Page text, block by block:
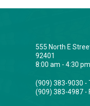
555 North E
92401
8:00 am - 4:30
(909) 383-9030 -
(909) 383-4987 -